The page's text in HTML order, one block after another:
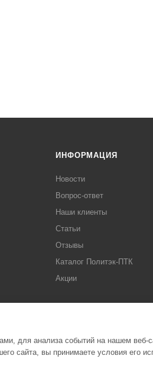
ИНФОРМАЦИЯ
Новости
Вопрос-ответ
Наши клиенты
Статьи
Отзывы
Каталог Политэк-ПТК
Акции
защищены
для анализа событий на нашем веб-
сайта, вы принимаете условия его